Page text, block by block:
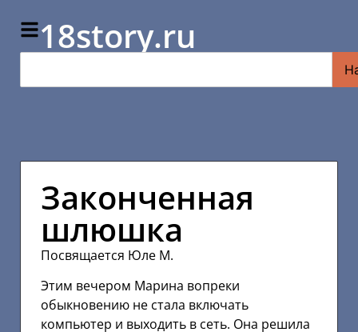
18story.ru
Законченная
шлюшка
Посвящается Юле М.
Этим вечером Марина вопреки
обыкновению не стала включать
компьютер и выходить в сеть. Она решила